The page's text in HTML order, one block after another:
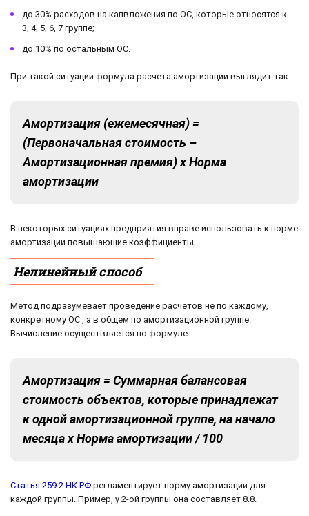
до 30% расходов на капвложения по ОС, которые относятся к
3, 4, 5, 6, 7 группе;
до 10% по остальным ОС.
При такой ситуации формула расчета амортизации выглядит так:
Амортизация (ежемесячная) =
(Первоначальная стоимость –
Амортизационная премия) х Норма
амортизации
В некоторых ситуациях предприятия вправе использовать к норме
амортизации повышающие коэффициенты.
Нелинейный способ
Метод подразумевает проведение расчетов не по каждому,
конкретному ОС , а в общем по амортизационной группе.
Вычисление осуществляется по формуле:
Амортизация = Суммарная балансовая
стоимость объектов, которые принадлежат
к одной амортизационной группе, на начало
месяца х Норма амортизации / 100
Статья 259.2 НК РФ регламентирует норму амортизации для
каждой группы. Пример, у 2-ой группы она составляет 8.8.